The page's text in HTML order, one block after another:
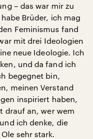
– das war mir zu
Brüder, ich mag
Feminismus fand
mit drei Ideologien
neue Ideologie. Ich
und da fand ich
begegnet bin,
meinen Verstand
inspiriert haben,
drauf an, wer wem
ich denke, die
sehr stark.